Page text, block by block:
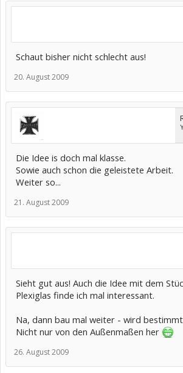
Schaut bisher nicht schlecht aus!
20. August 2009
Die Idee is doch mal klasse.
Sowie auch schon die geleistete Arbeit.
Weiter so...
21. August 2009
Sieht gut aus! Auch die Idee mit dem
Plexiglas finde ich mal interessant.
Na, dann bau mal weiter - wird
Nicht nur von den Außenmaßen her
26. August 2009